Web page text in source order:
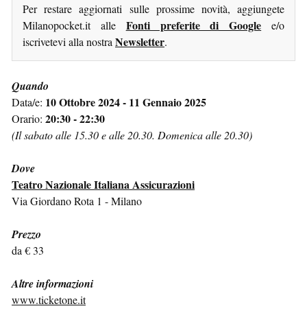
Per restare aggiornati sulle prossime novità, aggiungete
Milanopocket.it alle Fonti preferite di Google e/o
iscrivetevi alla nostra Newsletter.
Quando
Data/e: 10 Ottobre 2024 - 11 Gennaio 2025
Orario: 20:30 - 22:30
(Il sabato alle 15.30 e alle 20.30. Domenica alle 20.30)
Dove
Teatro Nazionale Italiana Assicurazioni
Via Giordano Rota 1 - Milano
Prezzo
da € 33
Altre informazioni
www.ticketone.it